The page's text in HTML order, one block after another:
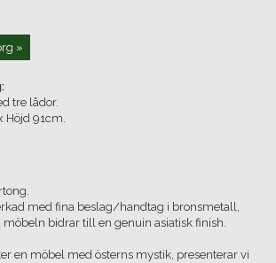
»
tre lådor.
Höjd 91cm.
med fina beslag/handtag i bronsmetall,
möbeln bidrar till en genuin asiatisk finish.
en möbel med österns mystik, presenterar vi